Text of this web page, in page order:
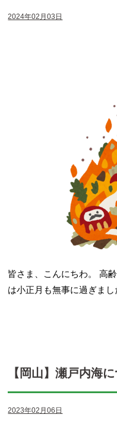
2024年02月03日
皆さま、こんにちわ。 高
は小正月も無事に過ぎま
【岡山】瀬戸内海
2023年02月06日